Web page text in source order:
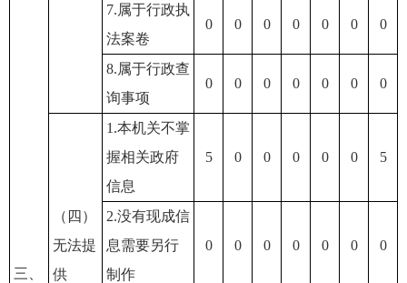
三、
7.属于行政执
法案卷
0 0 0 0 0 0 0
8.属于行政查
询事项
0 0 0 0 0 0 0
（四）
无法提
供
1.本机关不掌
握相关政府
信息
5 0 0 0 0 0 5
2.没有现成信
息需要另行
制作
0 0 0 0 0 0 0